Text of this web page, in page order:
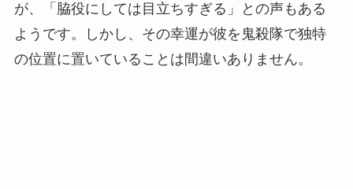
が、「脇役にしては目立ちすぎる」との声もある
ようです。しかし、その幸運が彼を鬼殺隊で独特
の位置に置いていることは間違いありません。